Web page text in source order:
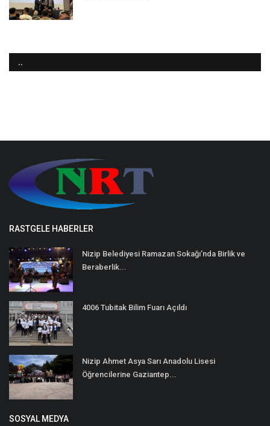
..
RASTGELE HABERLER
Nizip Belediyesi Ramazan Sokağı’nda Birlik ve
Beraberlik...
4006 Tubitak Bilim Fuarı Açıldı
Nizip Ahmet Asya Sarı Anadolu Lisesi
Öğrencilerine Gaziantep...
SOSYAL MEDYA